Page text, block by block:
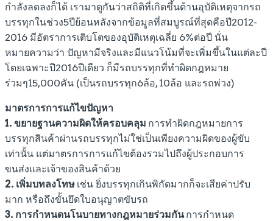
กำลังลดลงก็ได้ เรามาดูกันว่าสถิติที่เกิดขึ้นด้านอุบัติเหตุจากรถ
บรรทุกในช่วง5ปีย้อนหลังจากข้อมูลที่สมบูรณ์ที่สุดคือปี2012-
2016 มีอัตราการเติบโตของอุบัติเหตุเฉลี่ย 6%ต่อปี นั่น
หมายความว่า ปัญหามีจริงและมีแนวโน้มที่จะเพิ่มขึ้นในแต่ละปี
โดยเฉพาะปี2016ปีเดียว ก็มีรถบรรทุกที่ทำผิดกฎหมาย
ร่วมๆ15,000คัน (เป็นรถบรรทุก6ล้อ, 10ล้อ และรถพ่วง)
มาตรการการแก้ไขปัญหา
1. ขยายฐานความผิดให้ครอบคลุม การทำผิดกฎหมายการ
บรรทุกสินค้าผ่านรถบรรทุกไม่ใช่เป็นเพียงความผิดของผู้ขับ
เท่านั้น แต่มาตรการการแก้ไขต้องรวมไปถึงผู้ประกอบการ
ขนส่งและเจ้าของสินค้าด้วย
2. เพิ่มบทลงโทษ เช่น ยิ่งบรรทุกเกินพิกัดมากก็จะเสียค่าปรับ
มาก หรือถึงขั้นยึดใบอนุญาตขับรถ
3. การกำหนดนโนบายทางกฎหมายร่วมกันการกำหนด